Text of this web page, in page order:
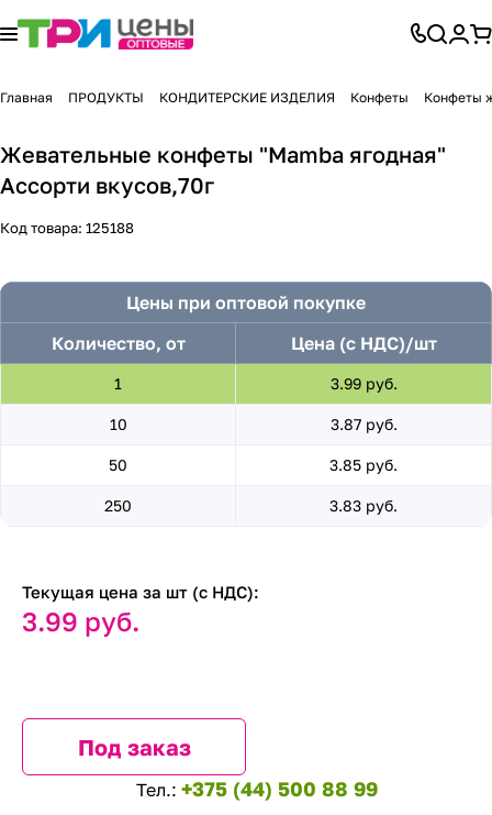
Главная ПРОДУКТЫ КОНДИТЕРСКИЕ ИЗДЕЛИЯ Конфеты Конфеты
Жевательные конфеты "Mamba ягодная"
Ассорти вкусов,70г
Код товара: 125188
Цены при оптовой покупке
Количество, от
Цена (с НДС)/шт
1 3.99 руб.
10 3.87 руб.
50 3.85 руб.
250 3.83 руб.
Текущая цена за шт (с НДС):
3.99 руб.
Под заказ
Тел.: +375 (44) 500 88 99